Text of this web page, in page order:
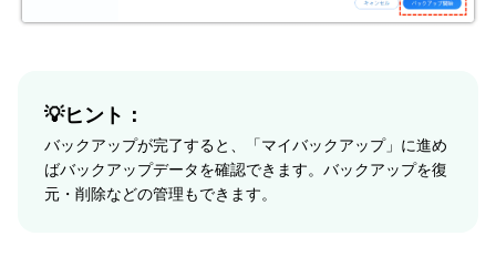
💡ヒント：
バックアップが完了すると、「マイバックアップ」に進め
ばバックアップデータを確認できます。バックアップを復
元・削除などの管理もできます。